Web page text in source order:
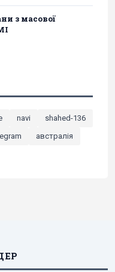
з масової
navi
shahed-136
австралія